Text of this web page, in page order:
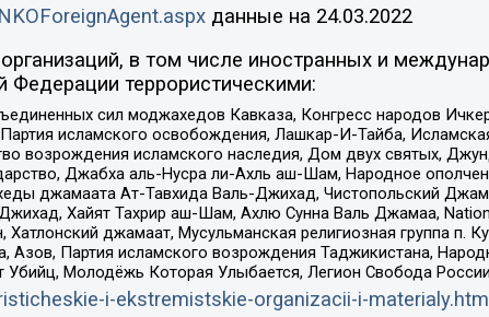
данные на 24.03.2022
в том числе иностранных и
Федерации террористическими:
сил моджахедов Кавказа, Конгресс народов
исламского освобождения, Лашкар-И-Тайба,
возрождения исламского наследия, Дом двух святых,
Джабха аль-Нусра ли-Ахль аш-Шам, Народное
джамаата Ат-Тавхида Валь-Джихад, Чистопольский
Хайят Тахрир аш-Шам, Ахлю Сунна Валь Джамаа,
джамаат, Мусульманская религиозная группа п.
Азов, Партия исламского возрождения Таджикистана,
Молодёжь Которая Улыбается, Легион Свобода
i-ekstremistskie-organizacii-i-materialy.html